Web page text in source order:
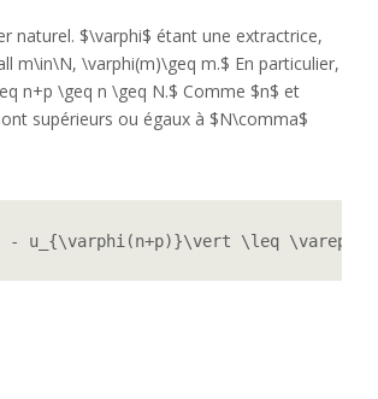
naturel. $\varphi$ étant une extractrice,
m\in\N, \varphi(m)\geq m.$ En particulier,
n+p \geq n \geq N.$ Comme $n$ et
supérieurs ou égaux à $N\comma$
- u_{\varphi(n+p)}\vert \leq